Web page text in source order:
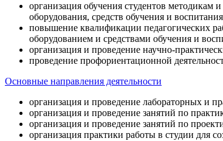
организация обучения студентов методикам
оборудования, средств обучения и
повышение квалификации педагогических
оборудованием и средствами обучения и
организация и проведение научно-
проведение профориентационной
Основные направления деятельности
организация и проведение лабораторных и
организация и проведение занятий по
организация и проведение занятий по
организация практики работы в студии для